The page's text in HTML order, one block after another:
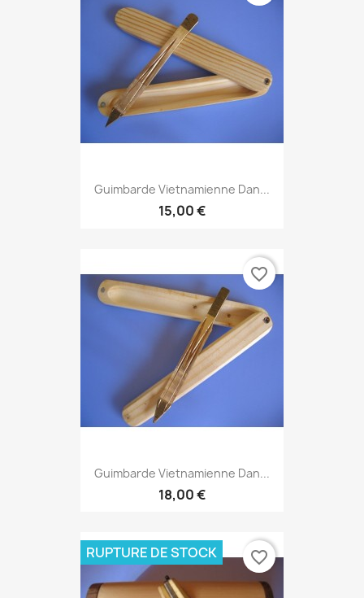
Guimbarde Vietnamienne Dan...
15,00 €
Guimbarde Vietnamienne Dan...
18,00 €
favorite_border
RUPTURE DE STOCK favorite_border